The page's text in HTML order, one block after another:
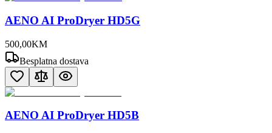
AENO AI ProDryer HD5G
500,00KM
Besplatna dostava
AENO AI ProDryer HD5B